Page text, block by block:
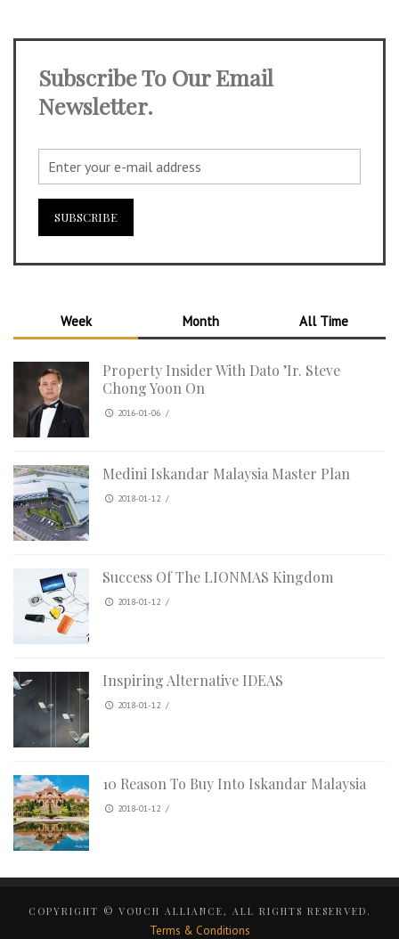
Subscribe To Our Email
Newsletter.
Week Month All Time
Property Insider With Dato ’Ir. Steve
Chong Yoon On
2016-01-06 /
Medini Iskandar Malaysia Master Plan
2018-01-12 /
Success Of The LIONMAS Kingdom
2018-01-12 /
Inspiring Alternative IDEAS
2018-01-12 /
10 Reason To Buy Into Iskandar Malaysia
2018-01-12 /
COPYRIGHT © VOUCH ALLIANCE, ALL RIGHTS RESERVED.
Terms & Conditions